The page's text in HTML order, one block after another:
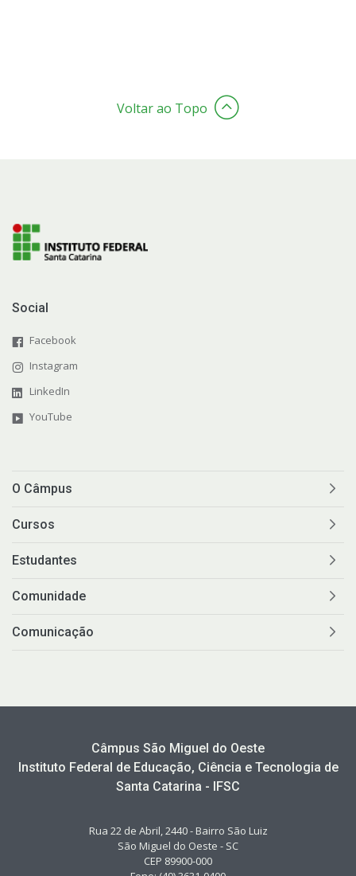
Voltar ao Topo
Social
Facebook
Instagram
LinkedIn
YouTube
O Câmpus
Cursos
Estudantes
Comunidade
Comunicação
Câmpus São Miguel do Oeste
Instituto Federal de Educação, Ciência e Tecnologia de
Santa Catarina - IFSC
Rua 22 de Abril, 2440 - Bairro São Luiz
São Miguel do Oeste - SC
CEP 89900-000